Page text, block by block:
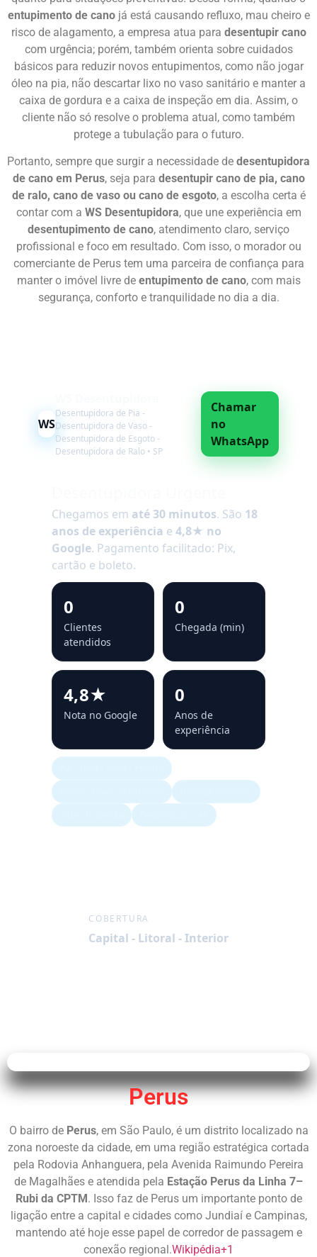
entupimento de canojá está causando refluxo, mau cheiro e
risco de alagamento, a empresa atua para desentupir cano
com urgência; porém, também orienta sobre cuidados
básicos para reduzir novos entupimentos, como não jogar
óleo na pia, não descartar lixo no vaso sanitário e manter a
caixa de gordura e a caixa de inspeção em dia. Assim, o
cliente não só resolve o problema atual, como também
protege a tubulação para o futuro.
Portanto, sempre que surgir a necessidade de desentupidora
de cano em Perus, seja para desentupir cano de pia, cano
de ralo, cano de vaso ou cano de esgoto, a escolha certa é
contar com a WS Desentupidora, que une experiência em
desentupimento de cano, atendimento claro, serviço
profissional e foco em resultado. Com isso, o morador ou
comerciante de Perus tem uma parceira de confiança para
manter o imóvel livre de entupimento de cano, com mais
segurança, conforto e tranquilidade no dia a dia.
WS
Desentupidora de Pia -
Desentupidora de Vaso -
Desentupidora de Esgoto -
Desentupidora de Ralo • SP
Chamar
no
WhatsApp
Chegamos em até 30 minutos. São 18
anos de experiência e 4,8★ no
Google. Pagamento facilitado: Pix,
cartão e boleto.
0
Clientes
atendidos
0
Chegada (min)
4,8★
Nota no Google
0
Anos de
experiência
COBERTURA
Capital - Litoral - Interior
Perus
O bairro de Perus, em São Paulo, é um distrito localizado na
zona noroeste da cidade, em uma região estratégica cortada
pela Rodovia Anhanguera, pela Avenida Raimundo Pereira
de Magalhães e atendida pela Estação Perus da Linha 7–
Rubi da CPTM. Isso faz de Perus um importante ponto de
ligação entre a capital e cidades como Jundiaí e Campinas,
mantendo até hoje esse papel de corredor de passagem e
conexão regional.Wikipédia+1